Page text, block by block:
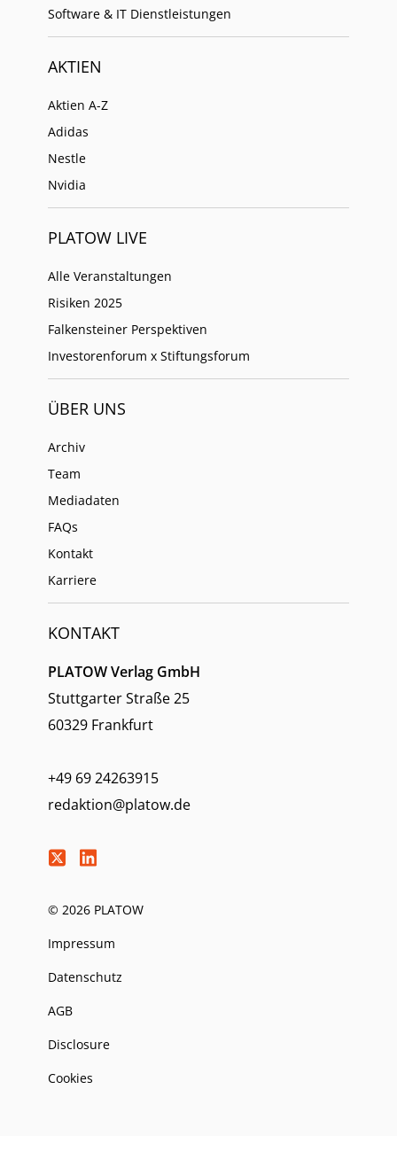
Software & IT Dienstleistungen
AKTIEN
Aktien A-Z
Adidas
Nestle
Nvidia
PLATOW LIVE
Alle Veranstaltungen
Risiken 2025
Falkensteiner Perspektiven
Investorenforum x Stiftungsforum
ÜBER UNS
Archiv
Team
Mediadaten
FAQs
Kontakt
Karriere
KONTAKT
PLATOW Verlag GmbH
Stuttgarter Straße 25
60329 Frankfurt
+49 69 24263915
redaktion@platow.de
© 2026 PLATOW
Impressum
Datenschutz
AGB
Disclosure
Cookies